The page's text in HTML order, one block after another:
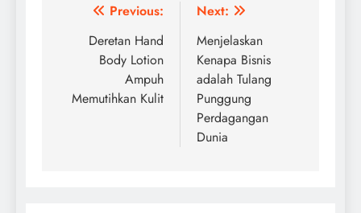
Post
navigation
Previous:
Deretan Hand
Body Lotion
Ampuh
Memutihkan Kulit
Next:
Menjelaskan
Kenapa Bisnis
adalah Tulang
Punggung
Perdagangan
Dunia